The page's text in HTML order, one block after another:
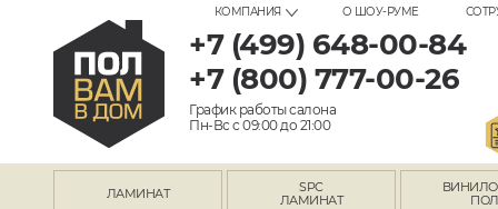
КОМПАНИЯ О ШОУ-РУМЕ
+7 (499) 648-00-84
+7 (800) 777-00-26
График работы салона
Пн-Вс с 09:00 до 21:00
ЛАМИНАТ
SPC
ЛАМИНАТ
ПОЛ